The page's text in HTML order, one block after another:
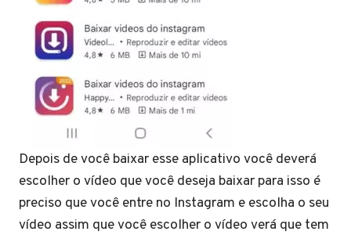
Depois de você baixar esse aplicativo você deverá
escolher o vídeo que você deseja baixar para isso é
preciso que você entre no Instagram e escolha o seu
vídeo assim que você escolher o vídeo verá que tem